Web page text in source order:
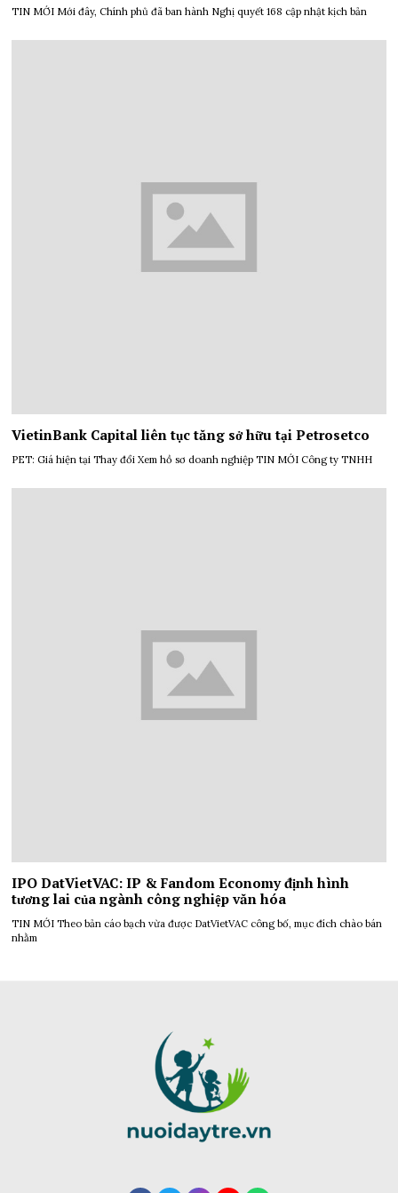
TIN MỚI Mới đây, Chính phủ đã ban hành Nghị quyết 168 cập nhật kịch bản
VietinBank Capital liên tục tăng sở hữu tại Petrosetco
PET: Giá hiện tại Thay đổi Xem hồ sơ doanh nghiệp TIN MỚI Công ty TNHH
IPO DatVietVAC: IP & Fandom Economy định hình
tương lai của ngành công nghiệp văn hóa
TIN MỚI Theo bản cáo bạch vừa được DatVietVAC công bố, mục đích chào bán
nhằm